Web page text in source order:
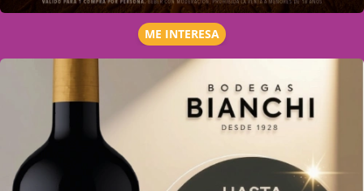
ME INTERESA